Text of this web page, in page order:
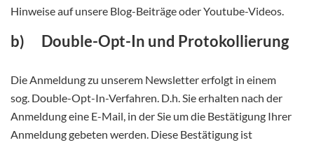
Hinweise auf unsere Blog-Beiträge oder Youtube-Videos.
b) Double-Opt-In und Protokollierung
Die Anmeldung zu unserem Newsletter erfolgt in einem
sog. Double-Opt-In-Verfahren. D.h. Sie erhalten nach der
Anmeldung eine E-Mail, in der Sie um die Bestätigung Ihrer
Anmeldung gebeten werden. Diese Bestätigung ist